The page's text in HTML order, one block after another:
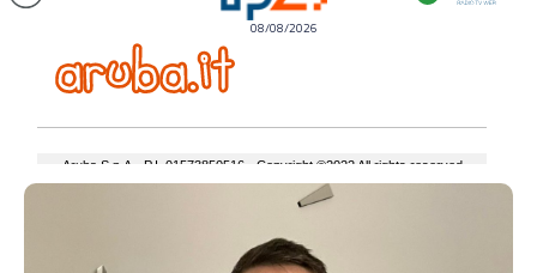
08/08/2026